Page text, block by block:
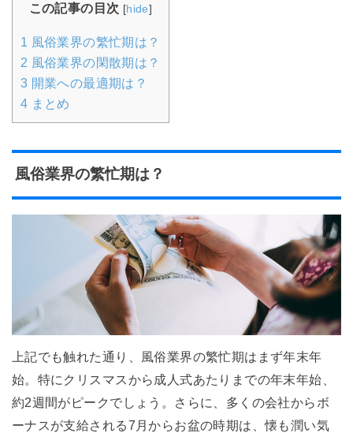
この記事の目次 [hide]
1 風俗業界の繁忙期は？
2 風俗業界の閑散期は？
3 開業への最適期は？
4 まとめ
風俗業界の繁忙期は？
上記でも触れた通り、風俗業界の繁忙期はまず年末年
始。特にクリスマスから成人式あたりまでの年末年始、
約2週間がピークでしょう。さらに、多くの会社からボ
ーナスが支給される7月からお盆の時期は、懐も潤い気